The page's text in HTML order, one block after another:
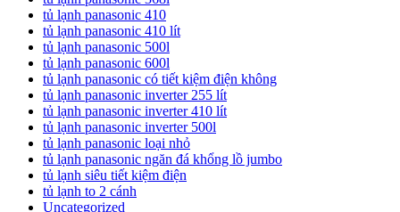
tủ lạnh panasonic 410
tủ lạnh panasonic 410 lít
tủ lạnh panasonic 500l
tủ lạnh panasonic 600l
tủ lạnh panasonic có tiết kiệm điện không
tủ lạnh panasonic inverter 255 lít
tủ lạnh panasonic inverter 410 lít
tủ lạnh panasonic inverter 500l
tủ lạnh panasonic loại nhỏ
tủ lạnh panasonic ngăn đá khổng lồ jumbo
tủ lạnh siêu tiết kiệm điện
tủ lạnh to 2 cánh
Uncategorized